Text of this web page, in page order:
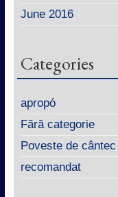
June 2016
Categories
apropó
Fără categorie
Poveste de cântec
recomandat